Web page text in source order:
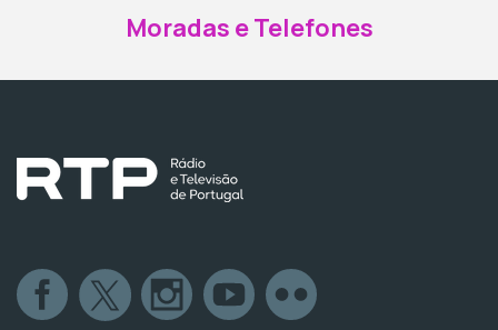
Moradas e Telefones